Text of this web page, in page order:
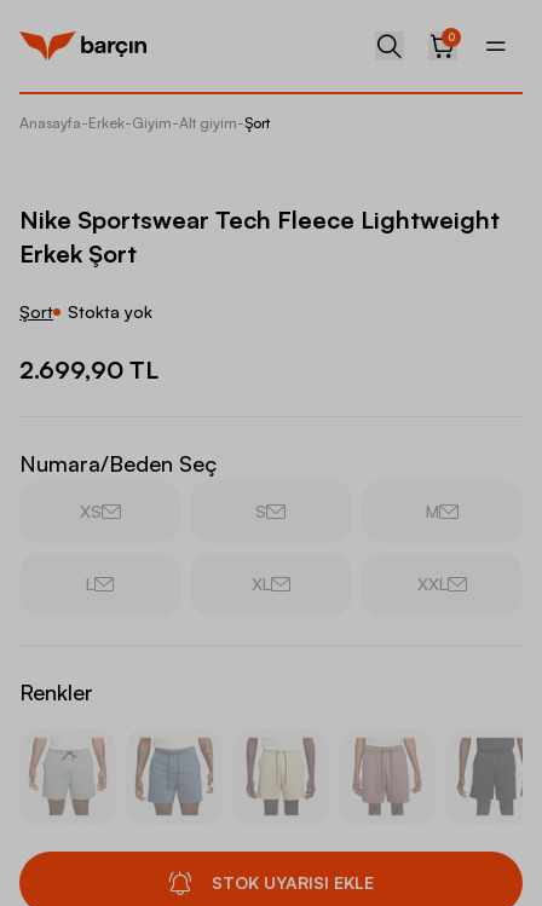
0
Anasayfa-Erkek-Giyim-Alt giyim-Şort
Nike Sportswear Tech Fleece Lightweight
Erkek Şort
Şort Stokta yok
2.699,90 TL
Numara/Beden Seç
XS S M
L XL XXL
Renkler
STOK UYARISI EKLE